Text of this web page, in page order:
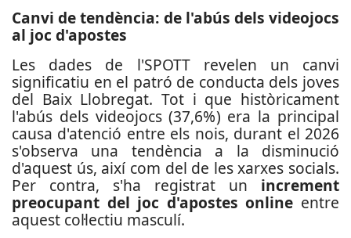
Canvi de tendència: de l'abús dels videojocs
al joc d'apostes
Les dades de l'SPOTT revelen un canvi
significatiu en el patró de conducta dels joves
del Baix Llobregat. Tot i que històricament
l'abús dels videojocs (37,6%) era la principal
causa d'atenció entre els nois, durant el 2026
s'observa una tendència a la disminució
d'aquest ús, així com del de les xarxes socials.
Per contra, s'ha registrat un increment
preocupant del joc d'apostes online entre
aquest col·lectiu masculí.